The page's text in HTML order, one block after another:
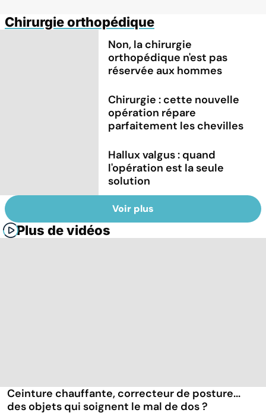
Chirurgie orthopédique
Non, la chirurgie
orthopédique n'est pas
réservée aux hommes
Chirurgie : cette nouvelle
opération répare
parfaitement les chevilles
Hallux valgus : quand
l'opération est la seule
solution
Voir plus
Plus de vidéos
Ceinture chauffante, correcteur de posture...
des objets qui soignent le mal de dos ?